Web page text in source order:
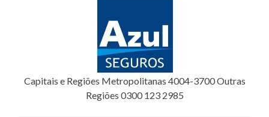
Capitais e Regiões Metropolitanas 4004-3700 Outras
Regiões 0300 123 2985